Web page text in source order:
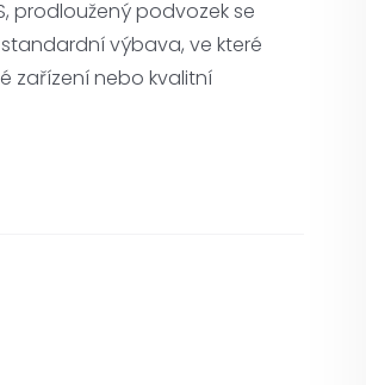
prodloužený podvozek se
výbava, ve které
zařízení nebo kvalitní